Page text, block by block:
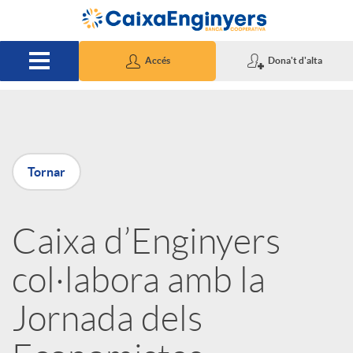
Salta al contingut principal
Accés Dona't d'alta
P
u
b
l
Tornar
Caixa d’Enginyers
col·labora amb la
Jornada dels